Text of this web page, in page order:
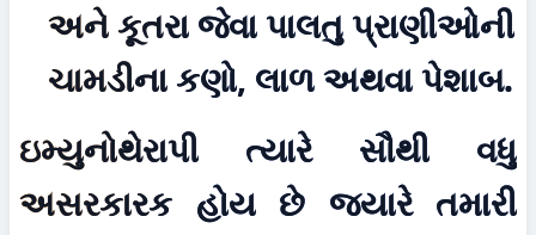
અને કૂતરા જેવા પાલતુ પ્રાણીઓની
ચામડીના કણો, લાળ અથવા પેશાબ.
ઇમ્યુનોથેરાપી ત્યારે સૌથી વધુ
અસરકારક હોય છે જ્યારે તમારી